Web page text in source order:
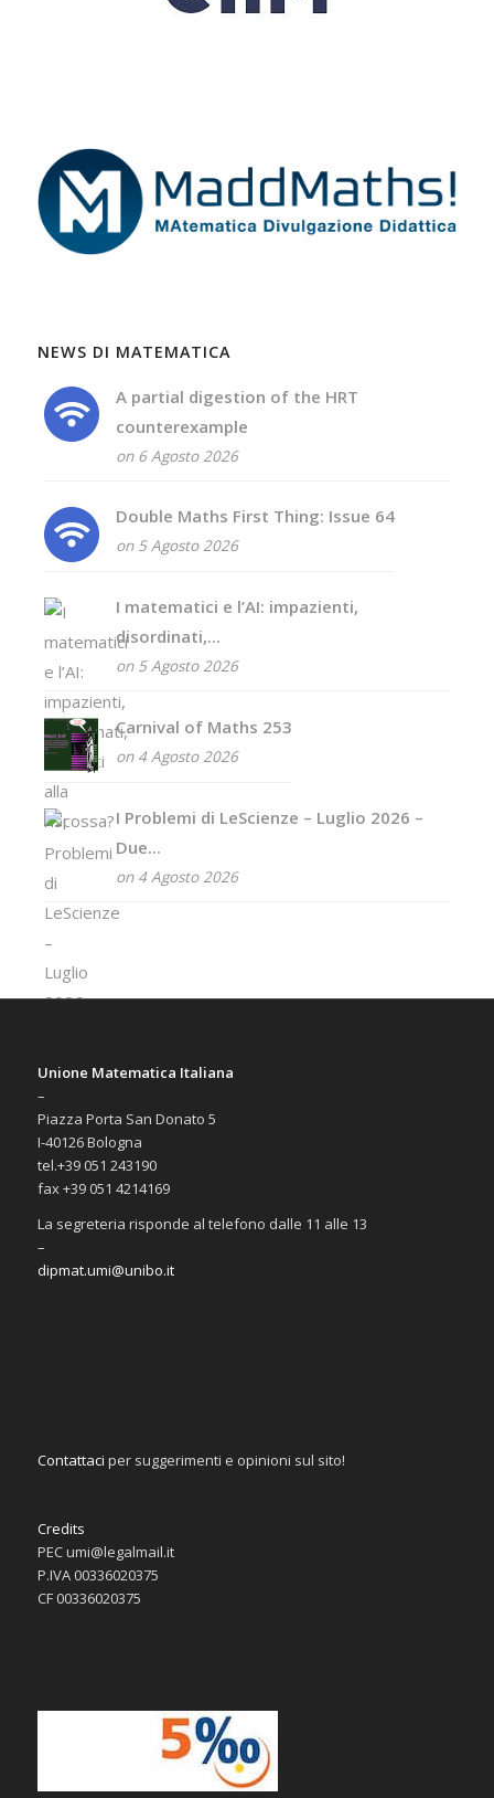
NEWS DI MATEMATICA
A partial digestion of the HRT
counterexample
on 6 Agosto 2026
Double Maths First Thing: Issue 64
on 5 Agosto 2026
I matematici e l’AI: impazienti,
disordinati,...
on 5 Agosto 2026
Carnival of Maths 253
on 4 Agosto 2026
I Problemi di LeScienze – Luglio 2026 –
Due...
on 4 Agosto 2026
Unione Matematica Italiana
–
Piazza Porta San Donato 5
I-40126 Bologna
tel.+39 051 243190
fax +39 051 4214169
La segreteria risponde al telefono dalle 11 alle 13
–
dipmat.umi@unibo.it
Contattaci per suggerimenti e opinioni sul sito!
Credits
PEC umi@legalmail.it
P.IVA 00336020375
CF 00336020375